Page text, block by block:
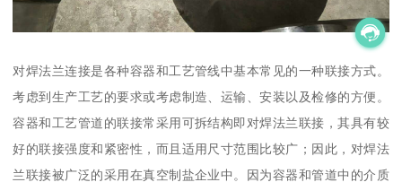
对焊法兰连接是各种容器和工艺管线中基本常见的一种联接方式。
考虑到生产工艺的要求或考虑制造、运输、安装以及检修的方便。
容器和工艺管道的联接常采用可拆结构即对焊法兰联接，其具有较
好的联接强度和紧密性，而且适用尺寸范围比较广；因此，对焊法
兰联接被广泛的采用在真空制盐企业中。因为容器和管道中的介质